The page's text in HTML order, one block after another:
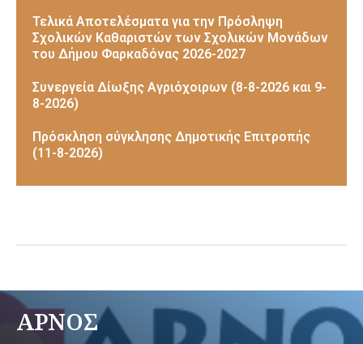
Τελικά Αποτελέσματα για την Πρόσληψη
Σχολικών Καθαριστών των Σχολικών Μονάδων
του Δήμου Φαρκαδόνας 2026-2027
Συνεργεία Δίωξης Αγριόχοιρων (8-8-2026 και 9-
8-2026)
Πρόσκληση σύγκλησης Δημοτικής Επιτροπής
(11-8-2026)
ΑΡΝΟΣ